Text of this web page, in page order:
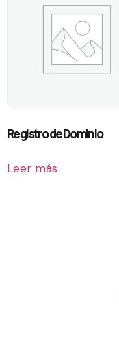
Registro de Dominio
Leer más